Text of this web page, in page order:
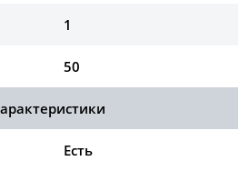
1
50
Есть